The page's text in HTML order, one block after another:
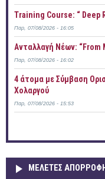
Training Course: “ Deep
Παρ, 07/08/2026 - 16:05
Ανταλλαγή Νέων: “From
Παρ, 07/08/2026 - 16:02
4 άτομα με Σύμβαση
Χολαργού
Παρ, 07/08/2026 - 15:53
ΜΕΛΕΤΕΣ